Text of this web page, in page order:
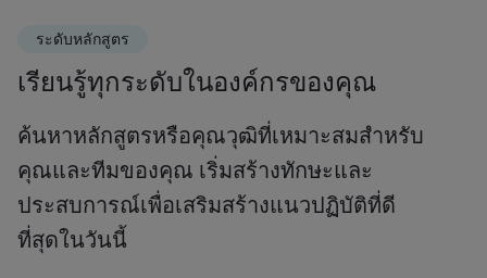
ระดับหลักสูตร
เรียนรู้ทุกระดับในองค์กรของคุณ
ค้นหาหลักสูตรหรือคุณวุฒิที่เหมาะสมสำหรับ
คุณและทีมของคุณ เริ่มสร้างทักษะและ
ประสบการณ์เพื่อเสริมสร้างแนวปฏิบัติที่ดี
ที่สุดในวันนี้